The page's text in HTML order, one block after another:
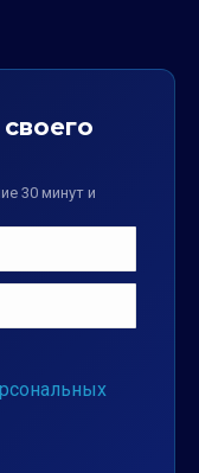
30 минут и